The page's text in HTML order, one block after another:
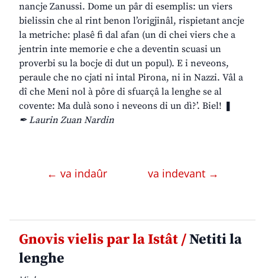
nancje Zanussi. Dome un pâr di esemplis: un viers
bielissin che al rint benon l’origjinâl, rispietant ancje
la metriche: plasê fi dal afan (un di chei viers che a
jentrin inte memorie e che a deventin scuasi un
proverbi su la bocje di dut un popul). E i neveons,
peraule che no cjati ni intal Pirona, ni in Nazzi. Vâl a
dî che Meni nol à pôre di sfuarçâ la lenghe se al
covente: Ma dulà sono i neveons di un dì?’. Biel! ❚
✒ Laurin Zuan Nardin
← va indaûr va indevant →
Gnovis vielis par la Istât /Netiti la
lenghe